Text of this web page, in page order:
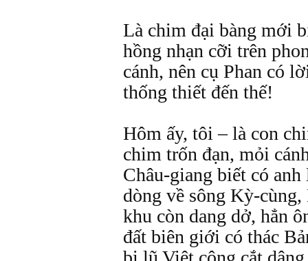
Là chim đại bàng mới
hồng nhạn cỡi trên
cánh, nên cụ Phan có
thống thiết đến thế!
Hôm ấy, tôi – là con
chim trốn đạn, mỏi
Châu-giang biết có
dòng về sông Kỳ-
khu còn dang dở, hẳn
đất biên giới có thác